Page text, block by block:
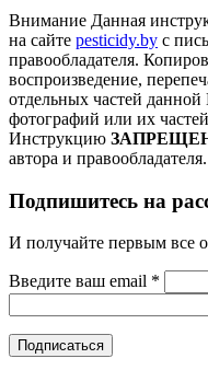
Внимание Данная
на сайте pesticidy.by с
правообладателя.
воспроизведение,
отдельных частей
фотографий или их
Инструкцию
автора и правообладателя.
Подпишитесь на
И получайте первым все
Введите ваш email *